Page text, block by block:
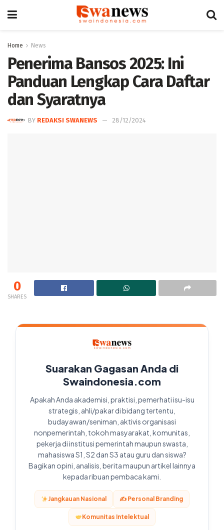
Home News
Penerima Bansos 2025: Ini
Panduan Lengkap Cara Daftar
dan Syaratnya
BY REDAKSI SWANEWS 28/12/2024
0
SHARES
Suarakan Gagasan Anda di
Swaindonesia.com
Apakah Anda akademisi, praktisi, pemerhati isu-isu
strategis, ahli/pakar di bidang tertentu,
budayawan/seniman, aktivis organisasi
nonpemerintah, tokoh masyarakat, komunitas,
pekerja di institusi pemerintah maupun swasta,
mahasiswa S1, S2 dan S3 atau guru dan siswa?
Bagikan opini, analisis, berita maupun artikel lainnya
kepada ribuan pembaca kami.
Jangkauan Nasional ✍️ Personal Branding
Komunitas Intelektual